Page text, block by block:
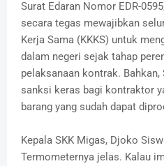
Surat Edaran Nomor EDR-
secara tegas mewajibkan
Kerja Sama (KKKS) untuk
dalam negeri sejak tahap
pelaksanaan kontrak.
sanksi keras bagi kontraktor
barang yang sudah dapat
Kepala SKK Migas, Djoko
Termometernya jelas. Kalau